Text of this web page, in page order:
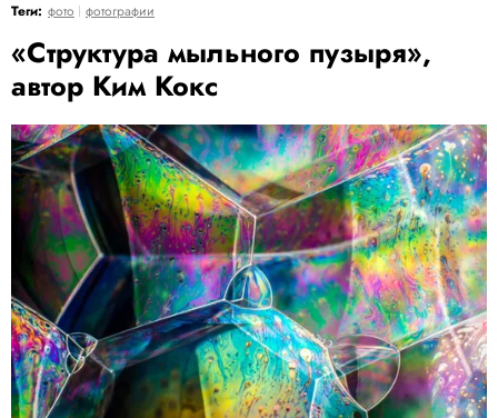
Теги: фото фотографии
«Структура мыльного пузыря»,
автор Ким Кокс